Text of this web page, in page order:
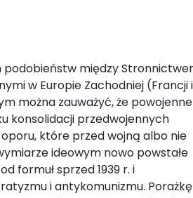
podobieństw między
w Europie Zachodniej (Francji i
można zauważyć, że powojenne
konsolidacji przedwojennych
które przed wojną albo nie
ideowym nowo powstałe
formuł sprzed 1939 r. i
i antykomunizmu. Porażkę